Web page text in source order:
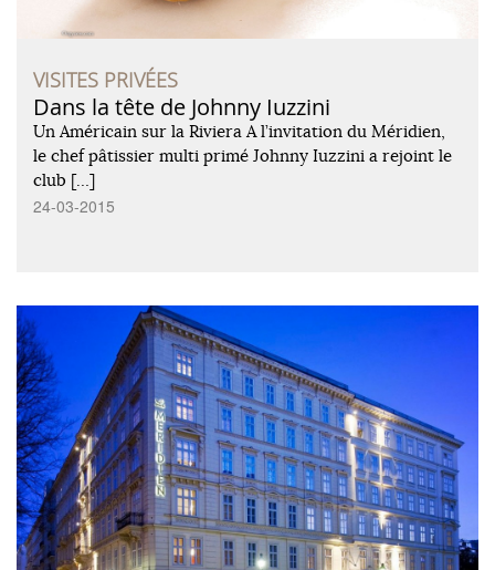
VISITES PRIVÉES
Dans la tête de Johnny Iuzzini
Un Américain sur la Riviera A l’invitation du Méridien,
le chef pâtissier multi primé Johnny Iuzzini a rejoint le
club […]
24-03-2015